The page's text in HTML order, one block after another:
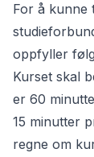
For å kunne
oppfyller
Kurset skal
er 60
15 minutter
regne om